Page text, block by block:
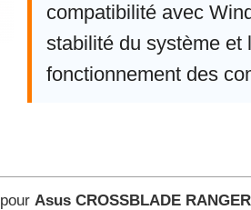
compatibilité avec
stabilité du système et
fonctionnement des
Asus CROSSBLADE RANGER